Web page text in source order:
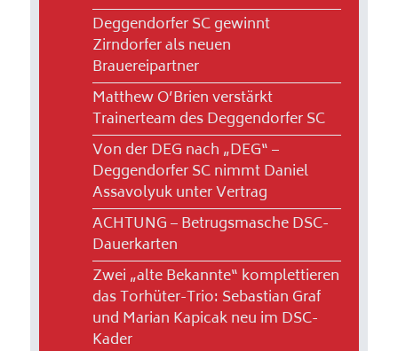
Deggendorfer SC gewinnt
Zirndorfer als neuen
Brauereipartner
Matthew O’Brien verstärkt
Trainerteam des Deggendorfer SC
Von der DEG nach „DEG“ –
Deggendorfer SC nimmt Daniel
Assavolyuk unter Vertrag
ACHTUNG – Betrugsmasche DSC-
Dauerkarten
Zwei „alte Bekannte“ komplettieren
das Torhüter-Trio: Sebastian Graf
und Marian Kapicak neu im DSC-
Kader